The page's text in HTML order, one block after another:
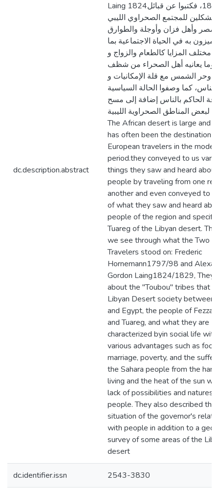
dc.description.abstract
Laing 1824ــ 1829، فكتبوا عن قبائل
المشكلين للمجتمع الصحراوي الليبي
ومصر وأهل فزان وأوجلة والطوارق
به في الحياة الاجتماعية بما
مختلف المزايا كالطعام والزواج و
وما يعانيه أهل الصحراء من شظف
وحر الشمس مع قلة الإمكانيات و
الناس، كما وصفوا الحالة السياسية
الحاكم بالناس إضافة إلى مسح
لبعض المناطق الصحراوية الليبية
The African desert is large and
has often been the destination
European travelers in the
period.they conveyed to us
things they saw and heard
people by traveling from one
another and even conveyed to
of what they saw and heard
people of the region and
Tuareg of the Libyan desert.
we see through what the Two
Travelers stood on: Frederic
Hornemann1797/98 and
Gordon Laing1824/1829, They
about the "Toubou" tribes that
Libyan Desert society between
and Egypt, the people of
and Tuareg, and what they are
characterized byin social life
various advantages such as food,
marriage, poverty, and the
the Sahara people from the
living and the heat of the sun
lack of possibilities and natures
people. They also described the
situation of the governor's
with people in addition to a
survey of some areas of the
desert
dc.identifier.issn 2543-3830